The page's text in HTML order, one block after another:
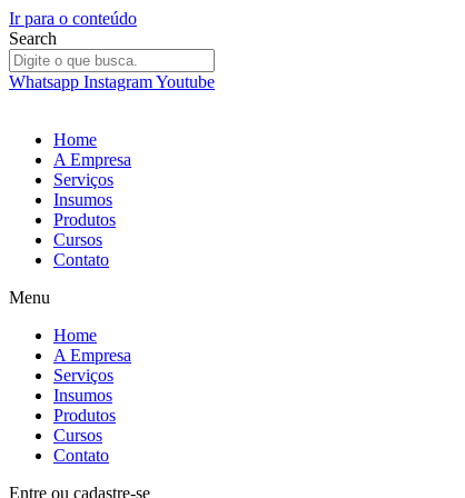
Ir para o conteúdo
Search
Whatsapp InstagramYoutube
Home
A Empresa
Serviços
Insumos
Produtos
Cursos
Contato
Menu
Home
A Empresa
Serviços
Insumos
Produtos
Cursos
Contato
Entre ou cadastre-se